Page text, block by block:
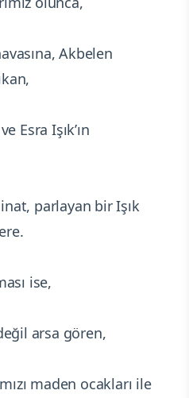
Akbelen
Esra Işık’ın
parlayan bir Işık
ise,
arsa gören,
maden ocakları ile